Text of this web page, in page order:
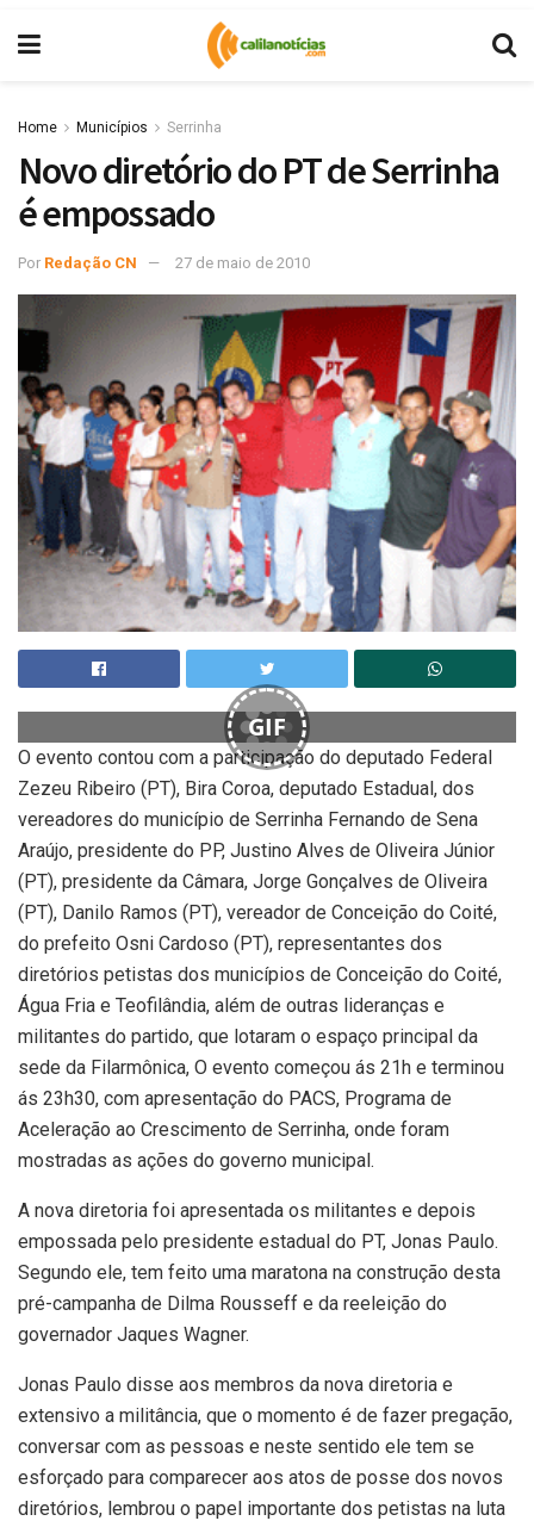
Home Municípios Serrinha
Novo diretório do PT de Serrinha
é empossado
Por Redação CN 27 de maio de 2010
GIF
O evento contou com a participação do deputado Federal
Zezeu Ribeiro (PT), Bira Coroa, deputado Estadual, dos
vereadores do município de Serrinha Fernando de Sena
Araújo, presidente do PP, Justino Alves de Oliveira Júnior
(PT), presidente da Câmara, Jorge Gonçalves de Oliveira
(PT), Danilo Ramos (PT), vereador de Conceição do Coité,
do prefeito Osni Cardoso (PT), representantes dos
diretórios petistas dos municípios de Conceição do Coité,
Água Fria e Teofilândia, além de outras lideranças e
militantes do partido, que lotaram o espaço principal da
sede da Filarmônica, O evento começou ás 21h e terminou
ás 23h30, com apresentação do PACS, Programa de
Aceleração ao Crescimento de Serrinha, onde foram
mostradas as ações do governo municipal.
A nova diretoria foi apresentada os militantes e depois
empossada pelo presidente estadual do PT, Jonas Paulo.
Segundo ele, tem feito uma maratona na construção desta
pré-campanha de Dilma Rousseff e da reeleição do
governador Jaques Wagner.
Jonas Paulo disse aos membros da nova diretoria e
extensivo a militância, que o momento é de fazer pregação,
conversar com as pessoas e neste sentido ele tem se
esforçado para comparecer aos atos de posse dos novos
diretórios, lembrou o papel importante dos petistas na luta